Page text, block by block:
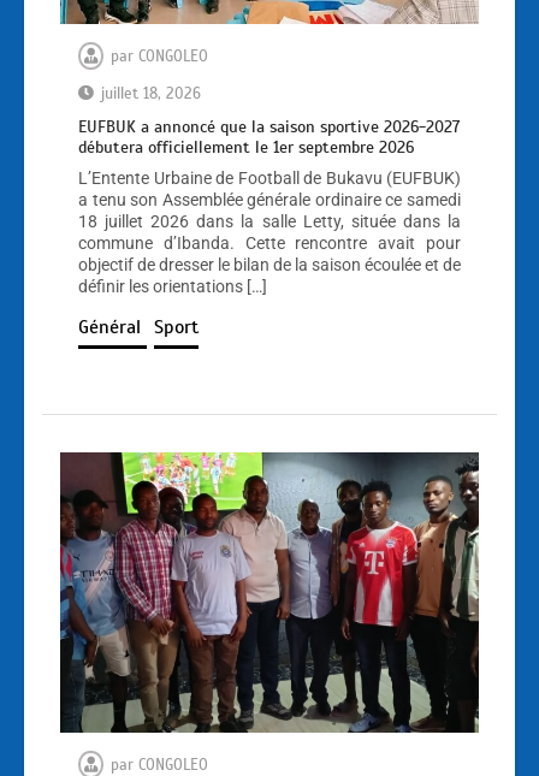
par CONGOLEO
juillet 18, 2026
EUFBUK a annoncé que la saison sportive 2026-2027
débutera officiellement le 1er septembre 2026
L’Entente Urbaine de Football de Bukavu (EUFBUK)
a tenu son Assemblée générale ordinaire ce samedi
18 juillet 2026 dans la salle Letty, située dans la
commune d’Ibanda. Cette rencontre avait pour
objectif de dresser le bilan de la saison écoulée et de
définir les orientations […]
Général Sport
par CONGOLEO